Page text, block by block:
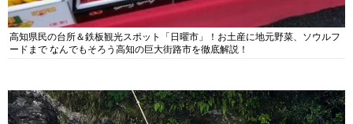
高知県民の台所＆鉄板観光スポット「日曜市」！お土産に地元野菜、ソウルフ
ードまで なんでもそろう高知の巨大街路市を徹底解説！